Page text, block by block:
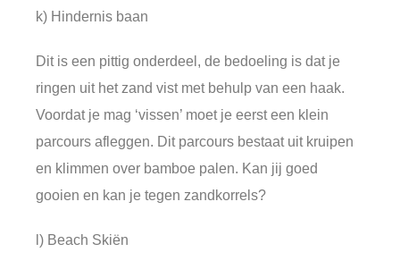
k) Hindernis baan
Dit is een pittig onderdeel, de bedoeling is dat je
ringen uit het zand vist met behulp van een haak.
Voordat je mag ‘vissen’ moet je eerst een klein
parcours afleggen. Dit parcours bestaat uit kruipen
en klimmen over bamboe palen. Kan jij goed
gooien en kan je tegen zandkorrels?
l) Beach Skiën